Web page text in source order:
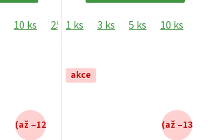
10 ks 25 ks1 ks 3 ks 5 ks 10 ks
(až –12
akce
(až –13